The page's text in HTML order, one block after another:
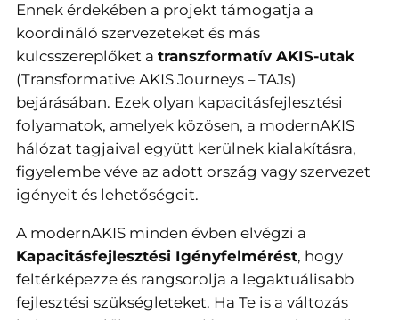
Ennek érdekében a projekt támogatja a
koordináló szervezeteket és más
kulcsszereplőket a transzformatív AKIS-utak
(Transformative AKIS Journeys – TAJs)
bejárásában. Ezek olyan kapacitásfejlesztési
folyamatok, amelyek közösen, a modernAKIS
hálózat tagjaival együtt kerülnek kialakításra,
figyelembe véve az adott ország vagy szervezet
igényeit és lehetőségeit.
A modernAKIS minden évben elvégzi a
Kapacitásfejlesztési Igényfelmérést, hogy
feltérképezze és rangsorolja a legaktuálisabb
fejlesztési szükségleteket. Ha Te is a változás